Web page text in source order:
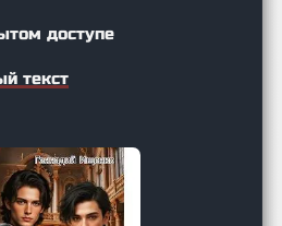
доступе
текст